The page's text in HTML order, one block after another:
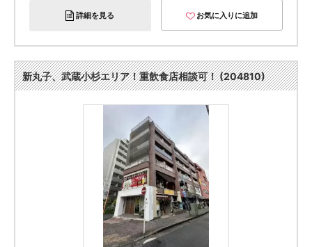
詳細を見る お気に入りに追加
新丸子、武蔵小杉エリア！重飲食店相談可！ (204810)